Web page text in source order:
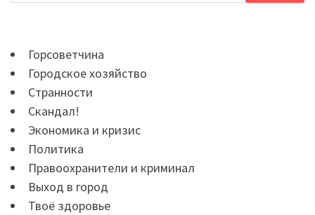
Горсоветчина
Городское хозяйство
Странности
Скандал!
Экономика и кризис
Политика
Правоохранители и криминал
Выход в город
Твоё здоровье